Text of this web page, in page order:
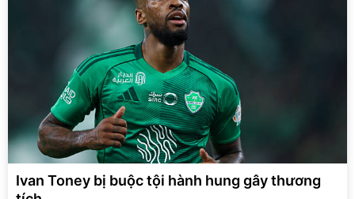
Ivan Toney bị buộc tội hành hung gây thương